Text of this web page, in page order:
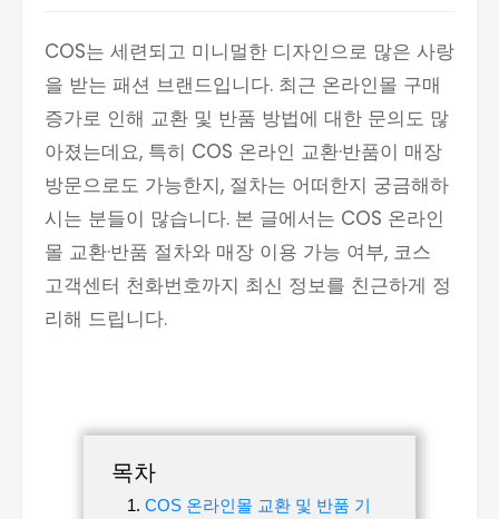
COS는 세련되고 미니멀한 디자인으로 많은 사랑
을 받는 패션 브랜드입니다. 최근 온라인몰 구매
증가로 인해 교환 및 반품 방법에 대한 문의도 많
아졌는데요, 특히 COS 온라인 교환·반품이 매장
방문으로도 가능한지, 절차는 어떠한지 궁금해하
시는 분들이 많습니다. 본 글에서는 COS 온라인
몰 교환·반품 절차와 매장 이용 가능 여부, 코스
고객센터 천화번호까지 최신 정보를 친근하게 정
리해 드립니다.
목차
COS 온라인몰 교환 및 반품 기